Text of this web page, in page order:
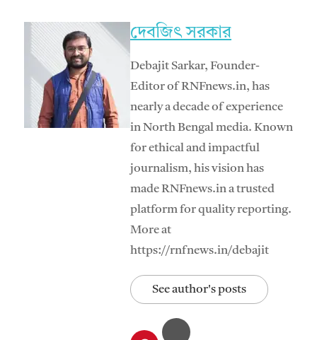
দেবজিৎ সরকার
Debajit Sarkar, Founder-
Editor of RNFnews.in, has
nearly a decade of experience
in North Bengal media. Known
for ethical and impactful
journalism, his vision has
made RNFnews.in a trusted
platform for quality reporting.
More at
https://rnfnews.in/debajit
See author's posts